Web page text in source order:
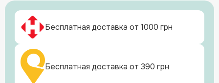
Бесплатная доставка от 1000 грн
Бесплатная доставка от 390 грн